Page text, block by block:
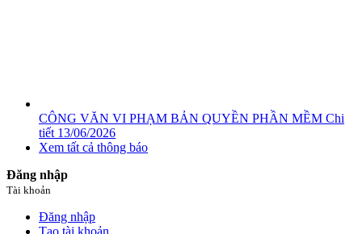
CÔNG VĂN VI PHẠM BẢN QUYỀN PHẦN MỀM Chi
tiết 13/06/2026
Xem tất cả thông báo
Đăng nhập
Tài khoản
Đăng nhập
Tạo tài khoản